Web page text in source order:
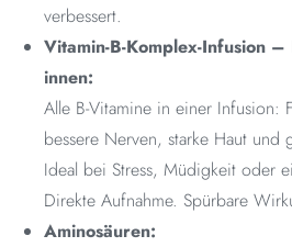
verbessert.
Vitamin-B-Komplex-Infusion
innen:
Alle B-Vitamine in einer Infusion:
bessere Nerven, starke Haut und
Ideal bei Stress, Müdigkeit oder
Direkte Aufnahme. Spürbare
Aminosäuren: